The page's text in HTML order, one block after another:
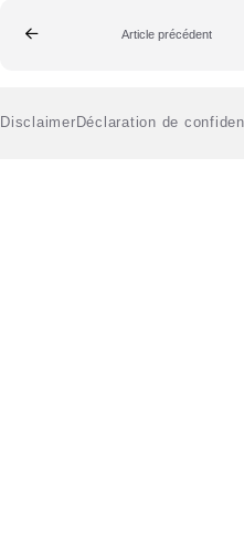
Article précédent
Disclaimer Déclaration de